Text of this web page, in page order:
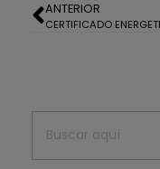
ANTERIOR